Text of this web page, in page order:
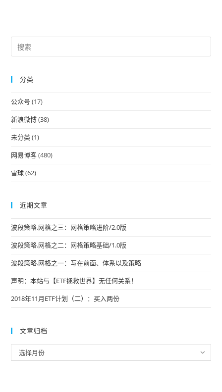
分类
公众号 (17)
新浪微博(38)
未分类(1)
网易博客(480)
雪球(62)
近期文章
波段策略.网格之三：网格策略进阶/2.0版
波段策略.网格之二：网格策略基础/1.0版
波段策略.网格之一：写在前面、体系以及策略
声明：本站与【ETF拯救世界】无任何关系！
2018年11月ETF计划（二）：买入两份
文章归档
章
选择月份